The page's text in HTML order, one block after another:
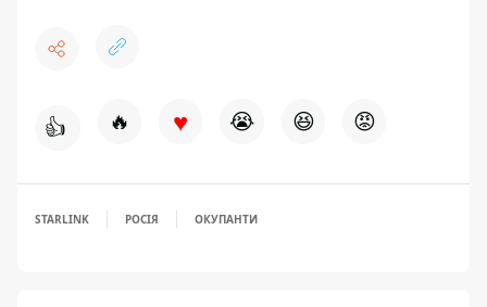
👍 🔥 ♥ 😭 😆 😡
STARLINK РОСІЯ ОКУПАНТИ